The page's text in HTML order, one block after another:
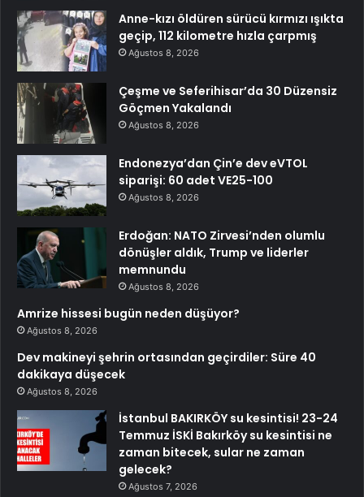
Anne-kızı öldüren sürücü kırmızı ışıkta
geçip, 112 kilometre hızla çarpmış
Ağustos 8, 2026
Çeşme ve Seferihisar’da 30 Düzensiz
Göçmen Yakalandı
Ağustos 8, 2026
Endonezya’dan Çin’e dev eVTOL
siparişi: 60 adet VE25-100
Ağustos 8, 2026
Erdoğan: NATO Zirvesi’nden olumlu
dönüşler aldık, Trump ve liderler
memnundu
Ağustos 8, 2026
Amrize hissesi bugün neden düşüyor?
Ağustos 8, 2026
Dev makineyi şehrin ortasından geçirdiler: Süre 40
dakikaya düşecek
Ağustos 8, 2026
İstanbul BAKIRKÖY su kesintisi! 23-24
Temmuz İSKİ Bakırköy su kesintisi ne
zaman bitecek, sular ne zaman
gelecek?
Ağustos 7, 2026